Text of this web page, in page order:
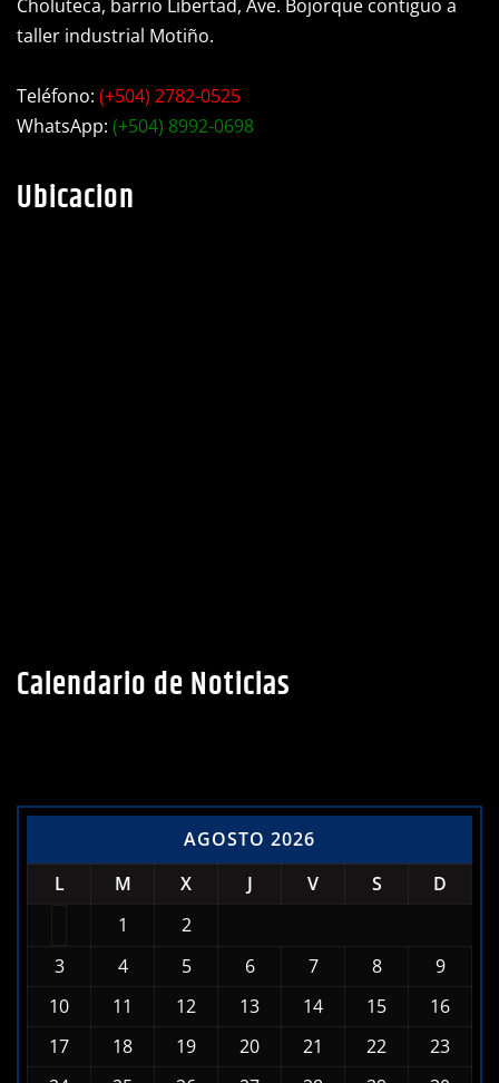
Choluteca, barrio Libertad, Ave. Bojorque contiguo a
taller industrial Motiño.
Teléfono: (+504) 2782-0525
WhatsApp: (+504) 8992-0698
Ubicacion
Calendario de Noticias
AGOSTO 2026
L
M X J V S
D
1
2
3
4 5 6 7 8
9
10
11 12 13 14 15
16
17
18 19 20 21 22 23